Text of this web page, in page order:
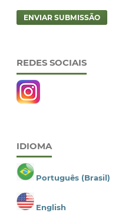
ENVIAR SUBMISSÃO
REDES SOCIAIS
IDIOMA
Português (Brasil)
English